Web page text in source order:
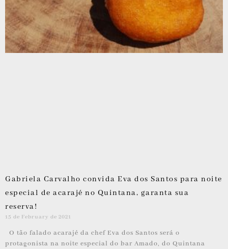
Gabriela Carvalho convida Eva dos Santos para noite
especial de acarajé no Quintana, garanta sua
reserva!
15 de February de 2021
O tão falado acarajé da chef Eva dos Santos será o
protagonista na noite especial do bar Amado, do Quintana